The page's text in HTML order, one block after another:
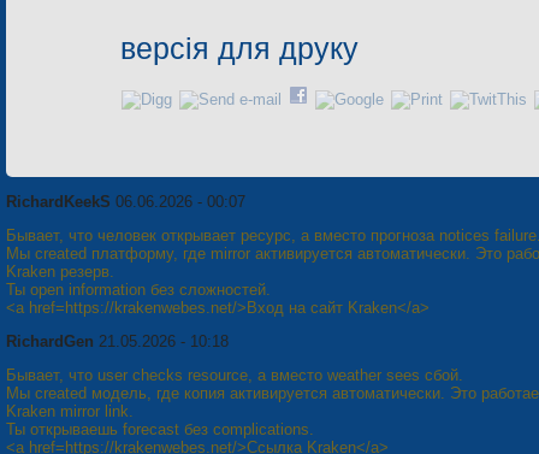
версія для друку
RichardKeekS 06.06.2026 - 00:07
Бывает, что человек открывает ресурс, а вместо прогноза notices
Мы created платформу, где mirror активируется автоматически. Это
Kraken резерв.
Ты open information без сложностей.
<a href=https://krakenwebes.net/>Вход на сайт Kraken</a>
RichardGen 21.05.2026 - 10:18
Бывает, что user checks resource, а вместо weather sees сбой.
Мы created модель, где копия активируется автоматически. Это
Kraken mirror link.
Ты открываешь forecast без complications.
<a href=https://krakenwebes.net/>Ссылка Kraken</a>